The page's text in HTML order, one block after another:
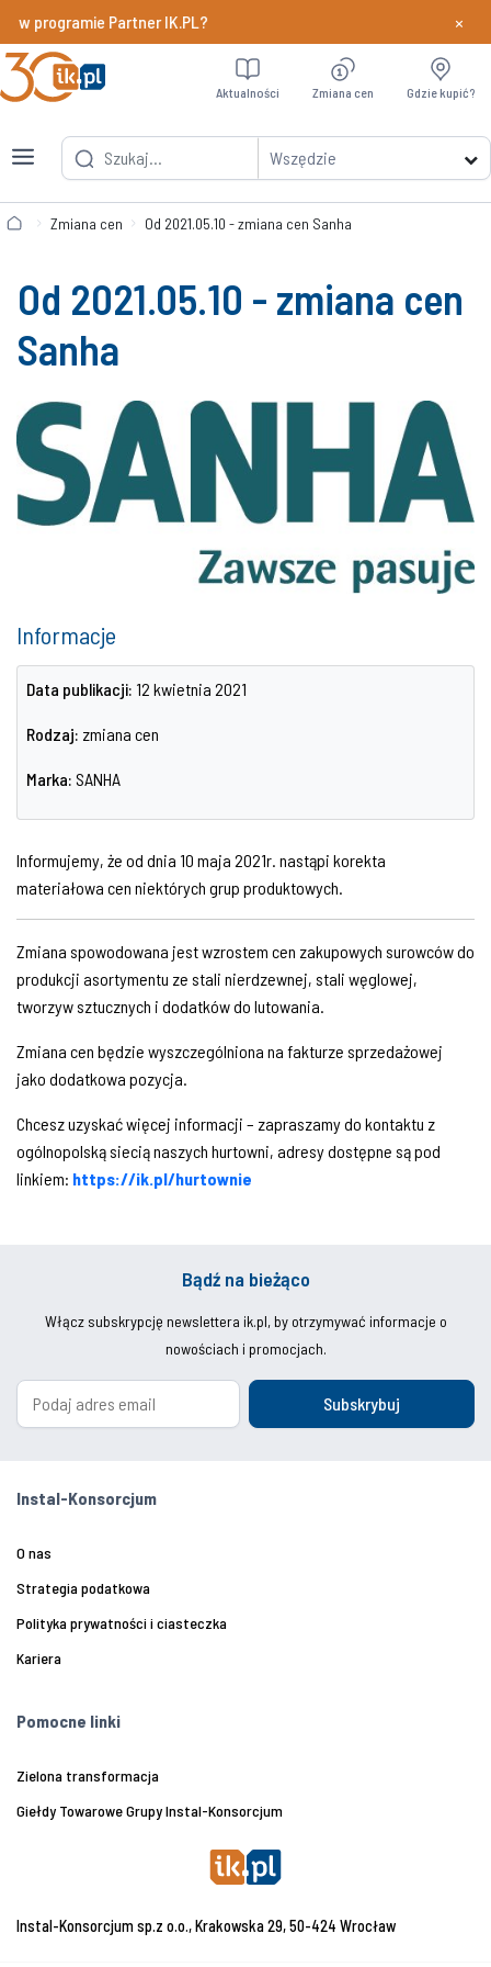
programie Partner IK.PL? Dowiedz
×
Wszędzie
Aktualności Zmiana cen Gdzie kupić?
Zmiana cen Od 2021.05.10 - zmiana cen Sanha
Od 2021.05.10 - zmiana cen
Sanha
Informacje
Data publikacji: 12 kwietnia 2021
Rodzaj: zmiana cen
Marka: SANHA
Informujemy, że od dnia 10 maja 2021r. nastąpi korekta
materiałowa cen niektórych grup produktowych.
Zmiana spowodowana jest wzrostem cen zakupowych surowców do
produkcji asortymentu ze stali nierdzewnej, stali węglowej,
tworzyw sztucznych i dodatków do lutowania.
Zmiana cen będzie wyszczególniona na fakturze sprzedażowej
jako dodatkowa pozycja.
Chcesz uzyskać więcej informacji – zapraszamy do kontaktu z
ogólnopolską siecią naszych hurtowni, adresy dostępne są pod
linkiem: https://ik.pl/hurtownie
Bądź na bieżąco
Włącz subskrypcję newslettera ik.pl, by otrzymywać informacje o
nowościach i promocjach.
Subskrybuj
Instal-Konsorcjum
O nas
Strategia podatkowa
Polityka prywatności i ciasteczka
Kariera
Pomocne linki
Zielona transformacja
Giełdy Towarowe Grupy Instal-Konsorcjum
Instal-Konsorcjum sp.z o.o., Krakowska 29, 50-424 Wrocław